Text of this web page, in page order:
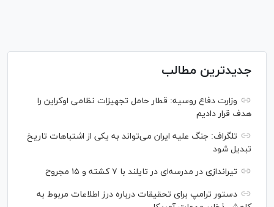
جدیدترین مطالب
وزارت دفاع روسیه: قطار حامل تجهیزات نظامی اوکراین را
هدف قرار دادیم
تلگراف: جنگ علیه ایران می‌تواند به یکی از اشتباهات تاریخ
تبدیل شود
تیراندازی در مدرسه‌ای در تایلند با ۷ کشته و ۱۵ مجروح
دستور ترامپ برای تحقیقات درباره درز اطلاعات مربوط به